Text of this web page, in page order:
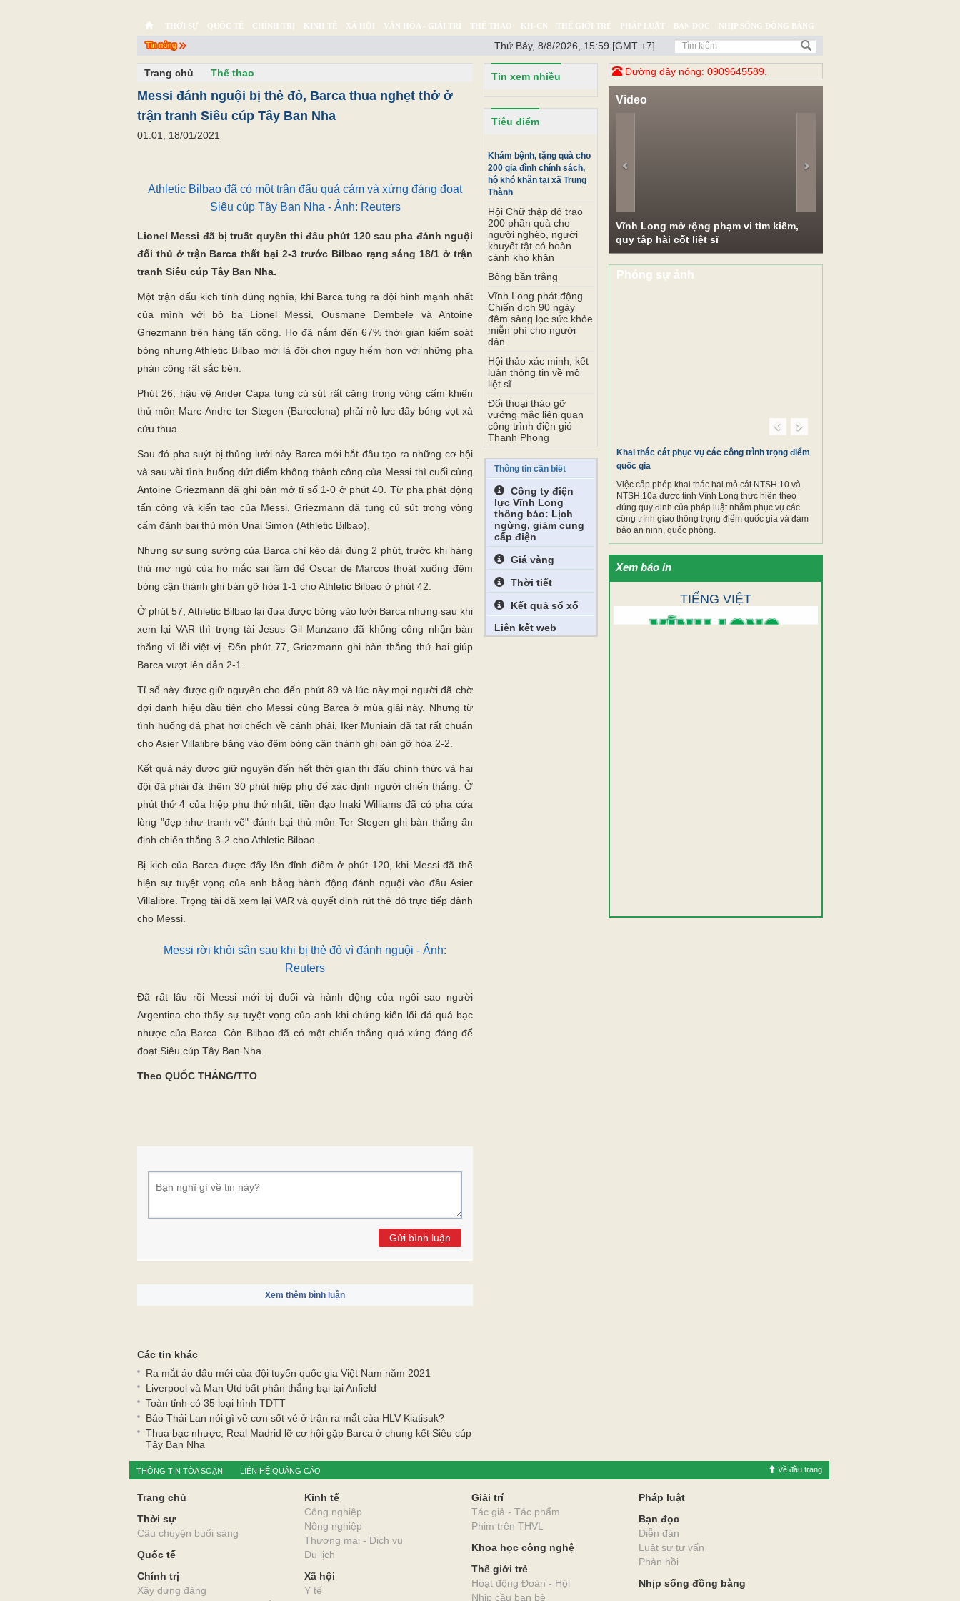
THỜI SỰ QUỐC TẾ CHÍNH TRỊ KINH TẾ XÃ HỘI VĂN HÓA - GIẢI TRÍ THỂ THAO KH-CN THẾ GIỚI TRẺ PHÁP LUẬT BẠN ĐỌC NHỊP SỐNG ĐỒNG BẰNG
CHUYỆN TỬ TẾ Thứ Bảy, 8/8/2026, 15:59 [GMT +7]
Trang chủ Thể thao
Messi đánh nguội bị thẻ đỏ, Barca thua nghẹt thở ở
trận tranh Siêu cúp Tây Ban Nha
01:01, 18/01/2021
Athletic Bilbao đã có một trận đấu quả cảm và xứng đáng đoạt
Siêu cúp Tây Ban Nha - Ảnh: Reuters
Lionel Messi đã bị truất quyền thi đấu phút 120 sau pha đánh nguội
đối thủ ở trận Barca thất bại 2-3 trước Bilbao rạng sáng 18/1 ở trận
tranh Siêu cúp Tây Ban Nha.
Một trận đấu kịch tính đúng nghĩa, khi Barca tung ra đội hình mạnh nhất
của mình với bộ ba Lionel Messi , Ousmane Dembele và Antoine
Griezmann trên hàng tấn công. Họ đã nắm đến 67% thời gian kiểm soát
bóng nhưng Athletic Bilbao mới là đội chơi nguy hiểm hơn với những pha
phản công rất sắc bén.
Phút 26, hậu vệ Ander Capa tung cú sút rất căng trong vòng cấm khiến
thủ môn Marc-Andre ter Stegen (Barcelona) phải nỗ lực đẩy bóng vọt xà
cứu thua.
Sau đó pha suýt bị thủng lưới này Barca mới bắt đầu tạo ra những cơ hội
và sau vài tình huống dứt điểm không thành công của Messi thì cuối cùng
Antoine Griezmann đã ghi bàn mở tỉ số 1-0 ở phút 40. Từ pha phát động
tấn công và kiến tạo của Messi, Griezmann đã tung cú sút trong vòng
cấm đánh bại thủ môn Unai Simon (Athletic Bilbao).
Nhưng sự sung sướng của Barca chỉ kéo dài đúng 2 phút, trước khi hàng
thủ mơ ngủ của họ mắc sai lầm để Oscar de Marcos thoát xuống đệm
bóng cận thành ghi bàn gỡ hòa 1-1 cho Athletic Bilbao ở phút 42.
Ở phút 57, Athletic Bilbao lại đưa được bóng vào lưới Barca nhưng sau khi
xem lại VAR thì trọng tài Jesus Gil Manzano đã không công nhận bàn
thắng vì lỗi việt vị. Đến phút 77, Griezmann ghi bàn thắng thứ hai giúp
Barca vượt lên dẫn 2-1.
Tỉ số này được giữ nguyên cho đến phút 89 và lúc này mọi người đã chờ
đợi danh hiệu đầu tiên cho Messi cùng Barca ở mùa giải này. Nhưng từ
tình huống đá phạt hơi chếch về cánh phải, Iker Muniain đã tạt rất chuẩn
cho Asier Villalibre băng vào đệm bóng cận thành ghi bàn gỡ hòa 2-2.
Kết quả này được giữ nguyên đến hết thời gian thi đấu chính thức và hai
đội đã phải đá thêm 30 phút hiệp phụ để xác định người chiến thắng. Ở
phút thứ 4 của hiệp phụ thứ nhất, tiền đạo Inaki Williams đã có pha cứa
lòng "đẹp như tranh vẽ" đánh bại thủ môn Ter Stegen ghi bàn thắng ấn
định chiến thắng 3-2 cho Athletic Bilbao.
Bị kịch của Barca được đẩy lên đỉnh điểm ở phút 120, khi Messi đã thể
hiện sự tuyệt vọng của anh bằng hành động đánh nguội vào đầu Asier
Villalibre. Trọng tài đã xem lại VAR và quyết định rút thẻ đỏ trực tiếp dành
cho Messi.
Messi rời khỏi sân sau khi bị thẻ đỏ vì đánh nguội - Ảnh:
Reuters
Đã rất lâu rồi Messi mới bị đuổi và hành động của ngôi sao người
Argentina cho thấy sự tuyệt vọng của anh khi chứng kiến lối đá quá bạc
nhược của Barca. Còn Bilbao đã có một chiến thắng quá xứng đáng để
đoạt Siêu cúp Tây Ban Nha.
Theo QUỐC THẮNG/TTO
Gửi bình luận
Xem thêm bình luận
Các tin khác
Ra mắt áo đấu mới của đội tuyển quốc gia Việt Nam năm 2021
Liverpool và Man Utd bất phân thắng bại tại Anfield
Toàn tỉnh có 35 loại hình TDTT
Báo Thái Lan nói gì về cơn sốt vé ở trận ra mắt của HLV Kiatisuk?
Thua bạc nhược, Real Madrid lỡ cơ hội gặp Barca ở chung kết Siêu cúp
Tây Ban Nha
Tin xem nhiều
Tiêu điểm
Khám bệnh, tặng quà cho
200 gia đình chính sách,
hộ khó khăn tại xã Trung
Thành
Hội Chữ thập đỏ trao
200 phần quà cho
người nghèo, người
khuyết tật có hoàn
cảnh khó khăn
Bông bần trắng
Vĩnh Long phát động
Chiến dịch 90 ngày
đêm sàng lọc sức khỏe
miễn phí cho người
dân
Hội thảo xác minh, kết
luận thông tin về mộ
liệt sĩ
Đối thoại tháo gỡ
vướng mắc liên quan
công trình điện gió
Thanh Phong
Thông tin cần biết
Công ty điện
lực Vĩnh Long
thông báo: Lịch
ngừng, giảm cung
cấp điện
Giá vàng
Thời tiết
Kết quả sổ xố
Liên kết web
Đường dây nóng: 0909645589.
Video
Vĩnh Long mở rộng phạm vi tìm kiếm,
quy tập hài cốt liệt sĩ
Phóng sự ảnh
Khai thác cát phục vụ các công trình trọng điểm
quốc gia
Việc cấp phép khai thác hai mỏ cát NTSH.10 và
NTSH.10a được tỉnh Vĩnh Long thực hiện theo
đúng quy định của pháp luật nhằm phục vụ các
công trình giao thông trọng điểm quốc gia và đảm
bảo an ninh, quốc phòng.
Previous
Xem báo in
TIẾNG VIỆT
THÔNG TIN TÒA SOẠN LIÊN HỆ QUẢNG CÁO Về đầu trang
Trang chủ
Thời sự
Câu chuyện buổi sáng
Quốc tế
Chính trị
Xây dựng đảng
Kinh tế
Công nghiệp
Nông nghiệp
Thương mại - Dịch vụ
Du lịch
Xã hội
Y tế
Giải trí
Tác giả - Tác phẩm
Phim trên THVL
Khoa học công nghệ
Thế giới trẻ
Hoạt động Đoàn - Hội
Nhịp cầu bạn bè
Pháp luật
Bạn đọc
Diễn đàn
Luật sư tư vấn
Phản hồi
Nhịp sống đồng bằng